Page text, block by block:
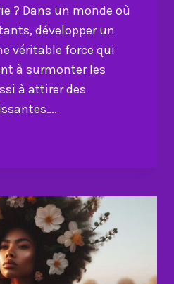
? Dans un monde où
développer un
véritable force qui
à surmonter les
à attirer des